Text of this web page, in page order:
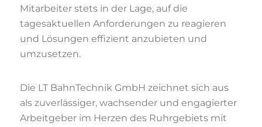
Mitarbeiter stets in der Lage, auf die
tagesaktuellen Anforderungen zu reagieren
und Lösungen effizient anzubieten und
umzusetzen.
Die LT BahnTechnik GmbH zeichnet sich aus
als zuverlässiger, wachsender und engagierter
Arbeitgeber im Herzen des Ruhrgebiets mit